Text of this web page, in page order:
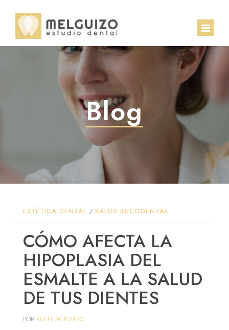
Implantología
Estética dental
Periodoncia
Prótesis
Peritaje dental
CASOS CLÍNICOS
BLOG
Blog
ESTÉTICA DENTAL / SALUD BUCODENTAL
CÓMO AFECTA LA
HIPOPLASIA DEL
ESMALTE A LA SALUD
DE TUS DIENTES
POR RUTH_MELGUIZO